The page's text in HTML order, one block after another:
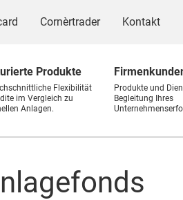
Cornèrtrader Kontakt
Produkte
Flexibilität
im Vergleich zu
Anlagen.
Produkte und
Begleitung Ihres